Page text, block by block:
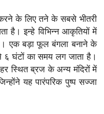
के लिए तने के सबसे भीतरी
है। इन्हे विभिन्न आकृतियों में
एक बड़ा फूल बंगला बनाने के
घंटों का समय लग जाता है।
स्थित ब्रज के अन्य मंदिरों में
यह पारंपरिक पुष्प सज्जा